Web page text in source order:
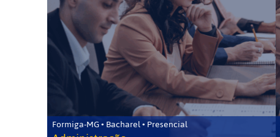
Formiga-MG • Bacharel • Presencial